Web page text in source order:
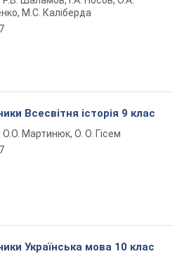
М.С. Каліберда
Всесвітня історія 9 клас
О.О. Мартинюк, О. О. Гісем
Українська мова 10 клас